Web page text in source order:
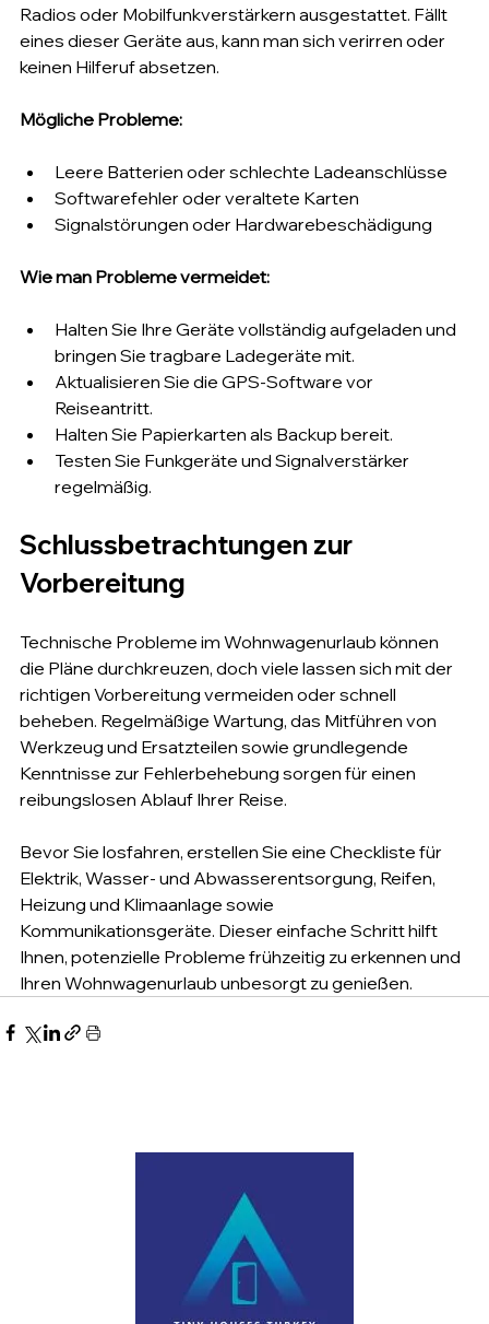
Radios oder Mobilfunkverstärkern ausgestattet. Fällt
eines dieser Geräte aus, kann man sich verirren oder
keinen Hilferuf absetzen.
Mögliche Probleme:
Leere Batterien oder schlechte Ladeanschlüsse
Softwarefehler oder veraltete Karten
Signalstörungen oder Hardwarebeschädigung
Wie man Probleme vermeidet:
Halten Sie Ihre Geräte vollständig aufgeladen und
bringen Sie tragbare Ladegeräte mit.
Aktualisieren Sie die GPS-Software vor
Reiseantritt.
Halten Sie Papierkarten als Backup bereit.
Testen Sie Funkgeräte und Signalverstärker
regelmäßig.
Schlussbetrachtungen zur
Vorbereitung
Technische Probleme im Wohnwagenurlaub können
die Pläne durchkreuzen, doch viele lassen sich mit der
richtigen Vorbereitung vermeiden oder schnell
beheben. Regelmäßige Wartung, das Mitführen von
Werkzeug und Ersatzteilen sowie grundlegende
Kenntnisse zur Fehlerbehebung sorgen für einen
reibungslosen Ablauf Ihrer Reise.
Bevor Sie losfahren, erstellen Sie eine Checkliste für
Elektrik, Wasser- und Abwasserentsorgung, Reifen,
Heizung und Klimaanlage sowie
Kommunikationsgeräte. Dieser einfache Schritt hilft
Ihnen, potenzielle Probleme frühzeitig zu erkennen und
Ihren Wohnwagenurlaub unbesorgt zu genießen.